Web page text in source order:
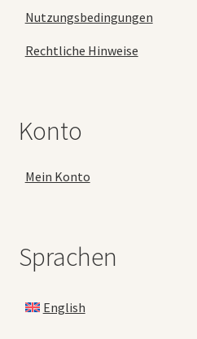
Nutzungsbedingungen
Rechtliche Hinweise
Konto
Mein Konto
Sprachen
English